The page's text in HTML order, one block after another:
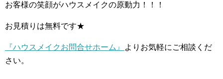
お客様の笑顔がハウスメイクの原動力！！！
お見積りは無料です★
『ハウスメイクお問合せホーム』
よりお気軽にご相談くだ
さい。